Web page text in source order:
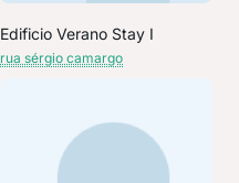
Edificio Verano Stay I
rua sérgio camargo